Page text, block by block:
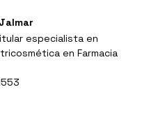
especialista en
en Farmacia